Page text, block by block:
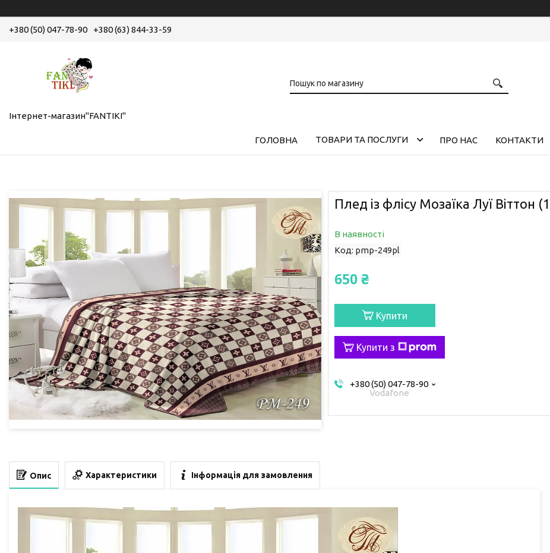
+380 (50) 047-78-90 +380 (63) 844-33-59
Інтернет-магазин"FANTIKI"
ГОЛОВНА ТОВАРИ ТА ПОСЛУГИ ПРО НАС КОНТАКТИ
Плед із флісу Мозаїка Луї Віттон
В наявності
Код: pmp-249pl
650 ₴
Купити
Купити з
+380 (50) 047-78-90
Vodafone
Опис Характеристики Інформація для замовлення